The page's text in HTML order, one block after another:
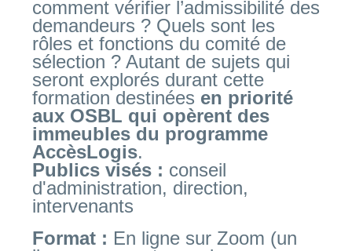
comment vérifier l’admissibilité des
demandeurs ? Quels sont les
rôles et fonctions du comité de
sélection ? Autant de sujets qui
seront explorés durant cette
formation destinées en priorité
aux OSBL qui opèrent des
immeubles du programme
AccèsLogis.
Publics visés : conseil
d'administration, direction,
intervenants
Format : En ligne sur Zoom (un